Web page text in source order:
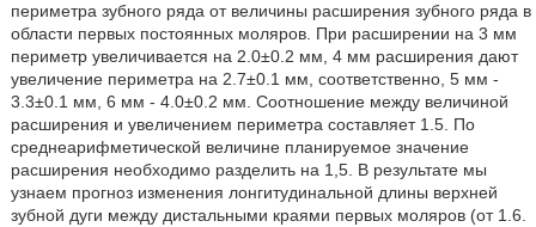
периметра зубного ряда от величины расширения зубного ряда в
области первых постоянных моляров. При расширении на 3 мм
периметр увеличивается на 2.0±0.2 мм, 4 мм расширения дают
увеличение периметра на 2.7±0.1 мм, соответственно, 5 мм -
3.3±0.1 мм, 6 мм - 4.0±0.2 мм. Соотношение между величиной
расширения и увеличением периметра составляет 1.5. По
среднеарифметической величине планируемое значение
расширения необходимо разделить на 1,5. В результате мы
узнаем прогноз изменения лонгитудинальной длины верхней
зубной дуги между дистальными краями первых моляров (от 1.6.